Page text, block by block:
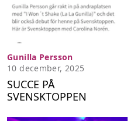
SUCCE PÅ
SVENSKTOPPEN
Gunilla Persson
10 december, 2025